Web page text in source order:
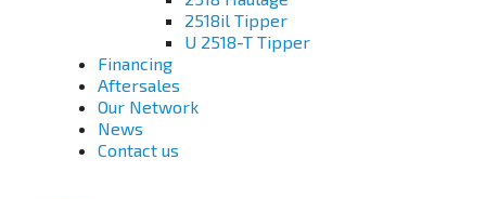
2518il Tipper
U 2518-T Tipper
Financing
Aftersales
Our Network
News
Contact us